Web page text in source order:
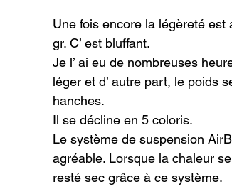
Une fois encore la légèreté est
gr. C’ est bluffant.
Je l’ ai eu de nombreuses
léger et d’ autre part, le poids
hanches.
Il se décline en 5 coloris.
Le système de suspension
agréable. Lorsque la chaleur
resté sec grâce à ce système.